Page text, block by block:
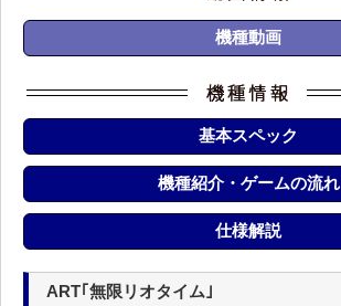
機種動画
基本スペック
機種紹介・ゲームの流れ
仕様解説
ART｢無限リオタイム｣